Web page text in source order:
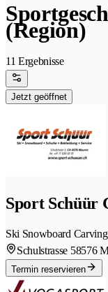
(Region)
11 Ergebnisse
Jetzt geöffnet
Sport Schüür
Ski Snowboard
Schulstrasse 58576
Termin reservieren